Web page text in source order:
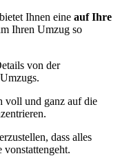
bietet Ihnen eine auf Ihre
Ihren Umzug so
von der
voll und ganz auf die
dass alles
vonstattengeht.